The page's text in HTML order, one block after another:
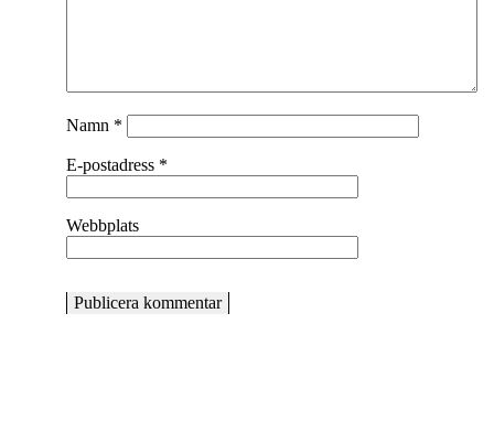
Namn *
E-postadress *
Webbplats